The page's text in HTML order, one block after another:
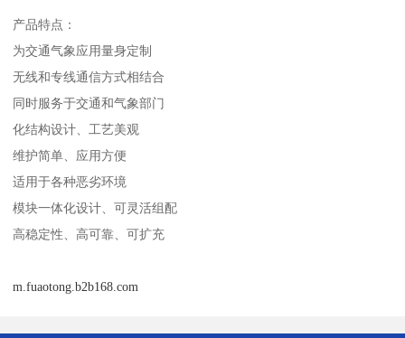
产品特点：
为交通气象应用量身定制
无线和专线通信方式相结合
同时服务于交通和气象部门
化结构设计、工艺美观
维护简单、应用方便
适用于各种恶劣环境
模块一体化设计、可灵活组配
高稳定性、高可靠、可扩充
m.fuaotong.b2b168.com